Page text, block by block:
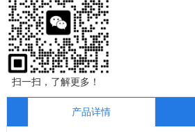
扫一扫，了解更多！
产品详情